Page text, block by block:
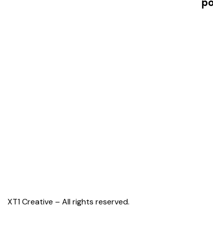
XT1 Creative – All rights reserved.